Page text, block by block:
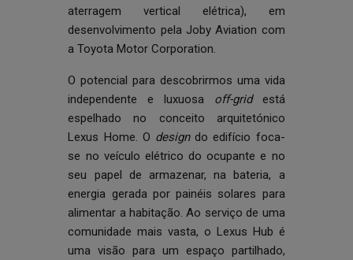
aterragem vertical elétrica), em
desenvolvimento pela Joby Aviation com
a Toyota Motor Corporation.
O potencial para descobrirmos uma vida
independente e luxuosa off-gridestá
espelhado no conceito arquitetónico
Lexus Home. O designdo edifício foca-
se no veículo elétrico do ocupante e no
seu papel de armazenar, na bateria, a
energia gerada por painéis solares para
alimentar a habitação. Ao serviço de uma
comunidade mais vasta, o Lexus Hub é
uma visão para um espaço partilhado,